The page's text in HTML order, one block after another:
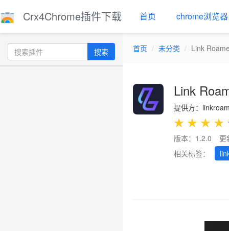
Crx4Chrome插件下载 首页 chrome浏览器
搜索 首页 未分类 Link
Link
提供方：
★ ★ ★ ★
版本：1.2.0
更
相关标签：